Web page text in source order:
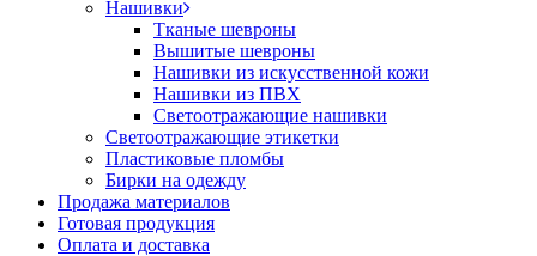
Нашивки
Тканые шевроны
Вышитые шевроны
Нашивки из искусственной кожи
Нашивки из ПВХ
Светоотражающие нашивки
Светоотражающие этикетки
Пластиковые пломбы
Бирки на одежду
Продажа материалов
Готовая продукция
Оплата и доставка